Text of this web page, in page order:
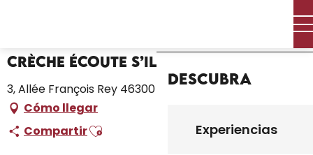
principal
Descubra
Experiencias
Crèche Écoute s’il joue
3, Allée François Rey 46300 GOURDON, Gourdon
Cómo llegar
CompartirAjouter aux favoris